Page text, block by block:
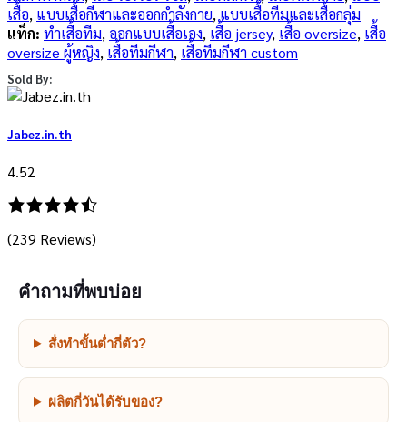
เสื้อ, แบบเสื้อกีฬาและออกกำลังกาย,แบบเสื้อทีมและเสื้อกลุ่ม
แท็ก: ทำเสื้อทีม, ออกแบบเสื้อเอง, เสื้อ jersey, เสื้อ oversize, เสื้อ
oversize ผู้หญิง, เสื้อทีมกีฬา, เสื้อทีมกีฬา custom
Sold By:
Jabez.in.th
4.52
(239 Reviews)
คำถามที่พบบ่อย
สั่งทำขั้นต่ำกี่ตัว?
ผลิตกี่วันได้รับของ?